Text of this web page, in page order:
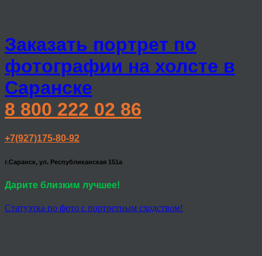
Заказать портрет по
фотографии на холсте в
Саранске
8 800 222 02 86
+7(927)175-80-92
г.Саранск, ул. Республиканская 151а
Дарите близким лучшее!
Статуэтка по фото с портретным сходством!